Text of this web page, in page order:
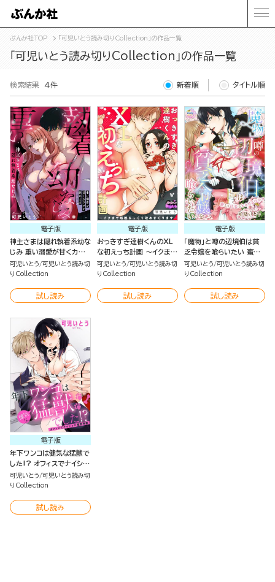
ぶんか社TOP 「可児いとう読み切りCollection」の作品一覧
「可児いとう読み切りCollection」の作品一覧
検索結果 4件 新着順 タイトル順
電子版
神主さまは隠れ執着系幼な
じみ 重い溺愛が甘くカラ
ダを絡めとる（単話版）
可児いとう 可児いとう読み切
りCollection
試し読み
電子版
おっきすぎ達樹くんのXL
な初えっち計画 ～イクまで
毎晩じっくり攻めまくりま
す～（単話版）
可児いとう 可児いとう読み切
りCollection
試し読み
電子版
「魔物」と噂の辺境伯は貧
乏令嬢を喰らいたい 蜜よ
り甘美なとろける口づけ
（単話版）
可児いとう 可児いとう読み切
りCollection
試し読み
電子版
年下ワンコは健気な猛獣で
した!? オフィスでナイショ
の蜜恋残業（単話版）
可児いとう 可児いとう読み切
りCollection
試し読み